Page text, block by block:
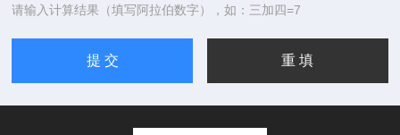
请输入计算结果（填写阿拉伯数字），如：三加四=7